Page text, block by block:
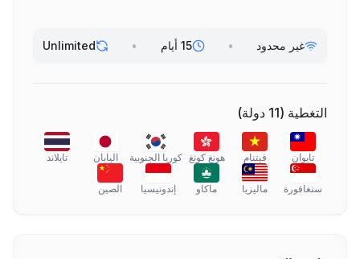
غير محدود • 15 أيام •
Unlimited
التغطية (
11 دولة)
تايوان فيتنام هونغ كونغ كوريا الجنوبية اليابان تايلاند
سنغافورة ماليزيا ماكاو إندونيسيا الصين